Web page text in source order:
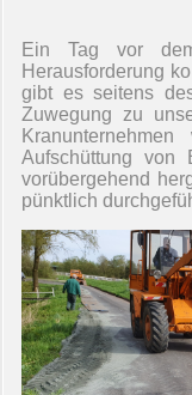
Ein Tag vor
Herausforderung
gibt es seitens
Zuwegung zu
Aufschüttung von
vorübergehend
pünktlich